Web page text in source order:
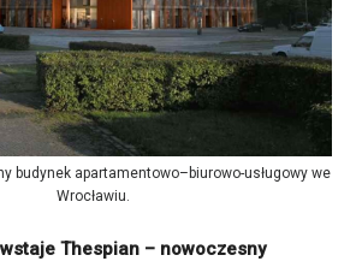
budynek apartamentowo–biurowo-usługowy we
Wrocławiu.
Thespian – nowoczesny